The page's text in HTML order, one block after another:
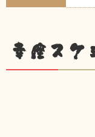
幸座スケ